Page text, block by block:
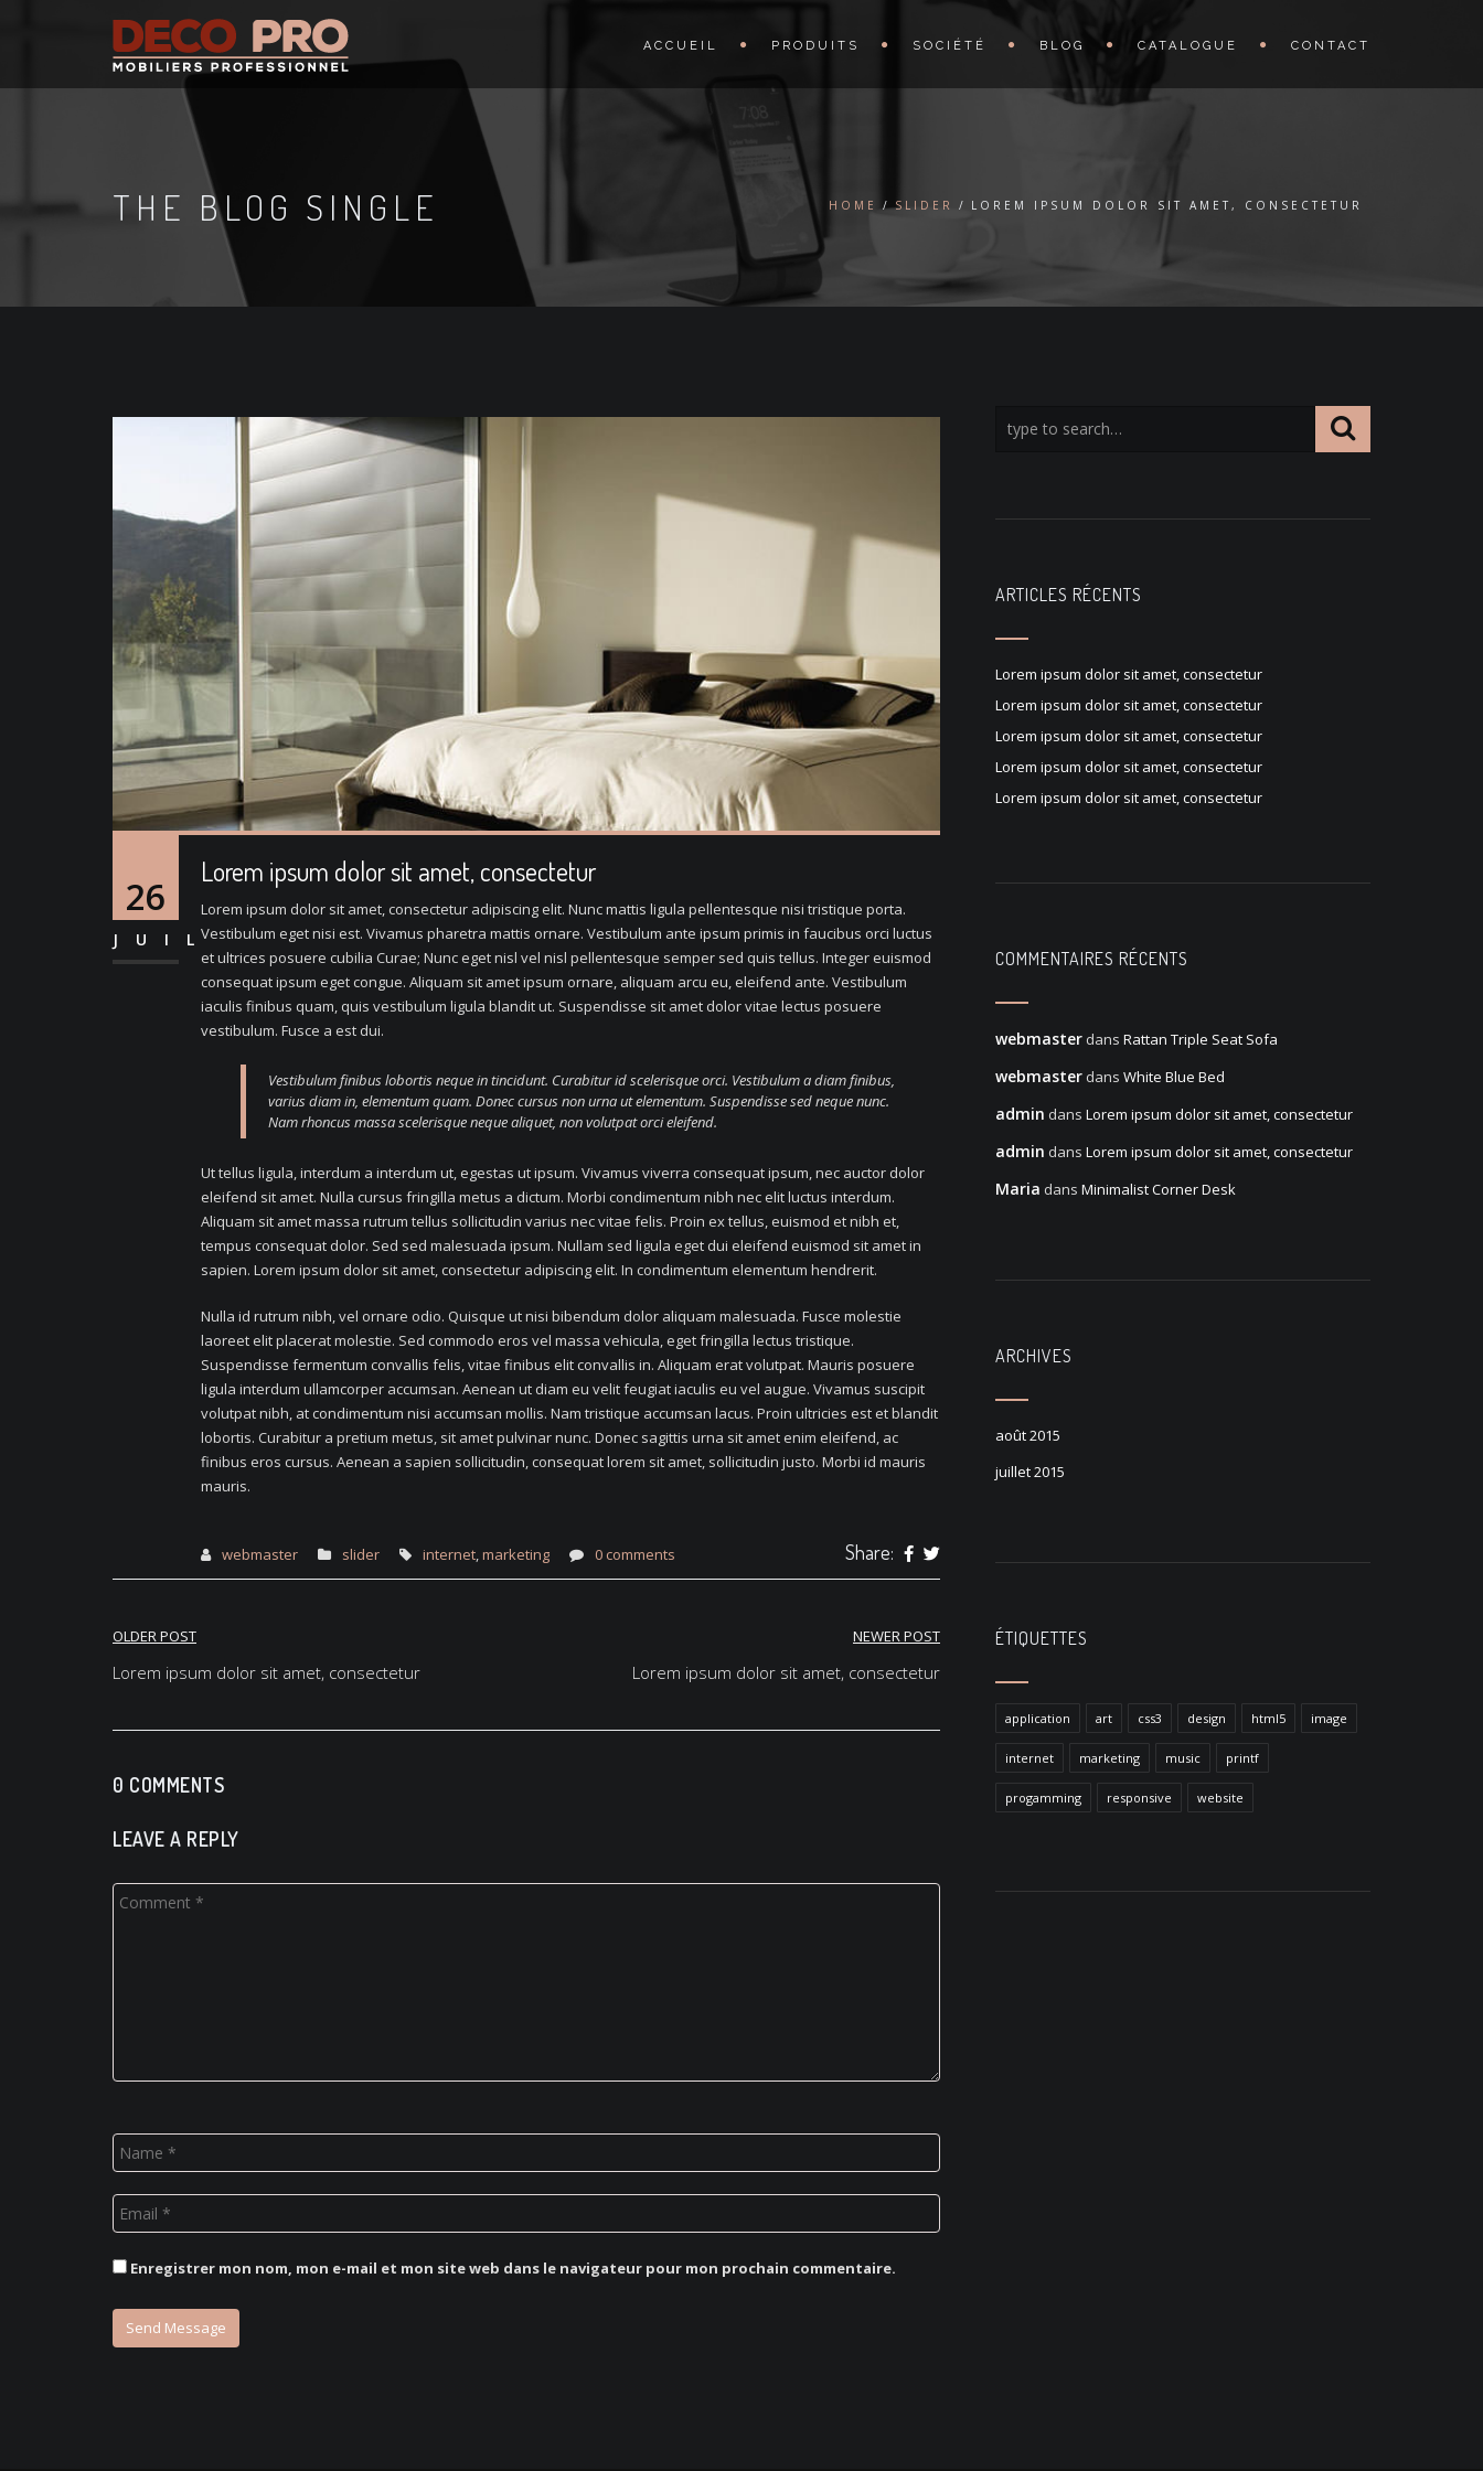
ACCUEIL PRODUITS SOCIÉTÉ BLOG CATALOGUE CONTACT
THE BLOG SINGLE HOME SLIDER LOREM IPSUM DOLOR SIT AMET, CONSECTETUR
26
JUIL
Lorem ipsum dolor sit amet, consectetur
Lorem ipsum dolor sit amet, consectetur adipiscing elit. Nunc mattis ligula pellentesque nisi tristique porta.
Vestibulum eget nisi est. Vivamus pharetra mattis ornare. Vestibulum ante ipsum primis in faucibus orci luctus
et ultrices posuere cubilia Curae; Nunc eget nisl vel nisl pellentesque semper sed quis tellus. Integer euismod
consequat ipsum eget congue. Aliquam sit amet ipsum ornare, aliquam arcu eu, eleifend ante. Vestibulum
iaculis finibus quam, quis vestibulum ligula blandit ut. Suspendisse sit amet dolor vitae lectus posuere
vestibulum. Fusce a est dui.
Vestibulum finibus lobortis neque in tincidunt. Curabitur id scelerisque orci. Vestibulum a diam finibus,
varius diam in, elementum quam. Donec cursus non urna ut elementum. Suspendisse sed neque nunc.
Nam rhoncus massa scelerisque neque aliquet, non volutpat orci eleifend.
Ut tellus ligula, interdum a interdum ut, egestas ut ipsum. Vivamus viverra consequat ipsum, nec auctor dolor
eleifend sit amet. Nulla cursus fringilla metus a dictum. Morbi condimentum nibh nec elit luctus interdum.
Aliquam sit amet massa rutrum tellus sollicitudin varius nec vitae felis. Proin ex tellus, euismod et nibh et,
tempus consequat dolor. Sed sed malesuada ipsum. Nullam sed ligula eget dui eleifend euismod sit amet in
sapien. Lorem ipsum dolor sit amet, consectetur adipiscing elit. In condimentum elementum hendrerit.
Nulla id rutrum nibh, vel ornare odio. Quisque ut nisi bibendum dolor aliquam malesuada. Fusce molestie
laoreet elit placerat molestie. Sed commodo eros vel massa vehicula, eget fringilla lectus tristique.
Suspendisse fermentum convallis felis, vitae finibus elit convallis in. Aliquam erat volutpat. Mauris posuere
ligula interdum ullamcorper accumsan. Aenean ut diam eu velit feugiat iaculis eu vel augue. Vivamus suscipit
volutpat nibh, at condimentum nisi accumsan mollis. Nam tristique accumsan lacus. Proin ultricies est et blandit
lobortis. Curabitur a pretium metus, sit amet pulvinar nunc. Donec sagittis urna sit amet enim eleifend, ac
finibus eros cursus. Aenean a sapien sollicitudin, consequat lorem sit amet, sollicitudin justo. Morbi id mauris
mauris.
webmaster slider internet,marketing 0 comments Share:
Navigation
l’article
OLDER POST
Lorem ipsum dolor sit amet, consectetur
NEWER POST
Lorem ipsum dolor sit amet, consectetur
0 COMMENTS
LEAVE A REPLY
Enregistrer mon nom, mon e-mail et mon site web dans le navigateur pour mon prochain commentaire.
ARTICLES RÉCENTS
Lorem ipsum dolor sit amet, consectetur
Lorem ipsum dolor sit amet, consectetur
Lorem ipsum dolor sit amet, consectetur
Lorem ipsum dolor sit amet, consectetur
Lorem ipsum dolor sit amet, consectetur
COMMENTAIRES RÉCENTS
webmaster dans Rattan Triple Seat Sofa
webmaster dans White Blue Bed
admin dans Lorem ipsum dolor sit amet, consectetur
admin dans Lorem ipsum dolor sit amet, consectetur
Maria dans Minimalist Corner Desk
ARCHIVES
août 2015
juillet 2015
ÉTIQUETTES
application art css3 design html5 image
internet marketing music printf
progamming responsive website